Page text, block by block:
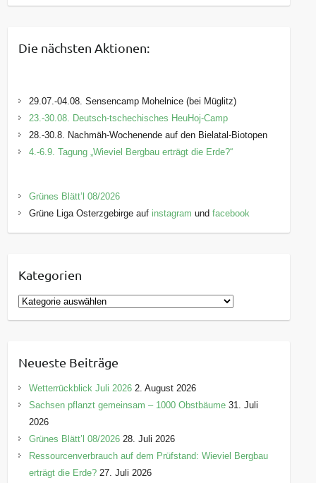
Die nächsten Aktionen:
29.07.-04.08. Sensencamp Mohelnice (bei Müglitz)
23.-30.08. Deutsch-tschechisches HeuHoj-Camp
28.-30.8. Nachmäh-Wochenende auf den Bielatal-Biotopen
4.-6.9. Tagung „Wieviel Bergbau erträgt die Erde?“
Grünes Blätt’l 08/2026
Grüne Liga Osterzgebirge auf instagram undfacebook
Kategorien
K
a
g
o
r
e
n
Neueste Beiträge
Wetterrückblick Juli 2026 2. August 2026
Sachsen pflanzt gemeinsam – 1000 Obstbäume 31. Juli
2026
Grünes Blätt’l 08/2026 28. Juli 2026
Ressourcenverbrauch auf dem Prüfstand: Wieviel Bergbau
erträgt die Erde? 27. Juli 2026